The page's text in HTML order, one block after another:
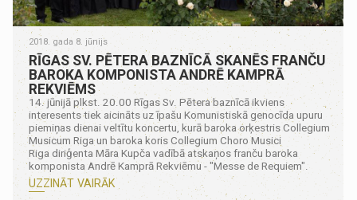
2018. gada 8. jūnijs
RĪGAS SV. PĒTERA BAZNĪCĀ SKANĒS FRANČU
BAROKA KOMPONISTA ANDRĒ KAMPRĀ
REKVIĒMS
14. jūnijā plkst. 20.00 Rīgas Sv. Pētera baznīcā ikviens
interesents tiek aicināts uz īpašu Komunistiskā genocīda upuru
piemiņas dienai veltītu koncertu, kurā baroka orķestris Collegium
Musicum Riga un baroka koris Collegium Choro Musici
Riga diriģenta Māra Kupča vadībā atskaņos franču baroka
komponista Andrē Kamprā Rekviēmu - "Messe de Requiem".
UZZINĀT VAIRĀK